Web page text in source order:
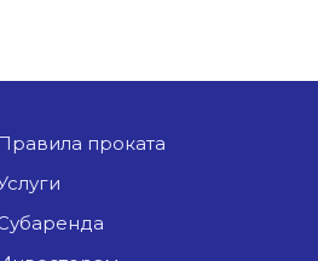
Правила проката
Услуги
Субаренда